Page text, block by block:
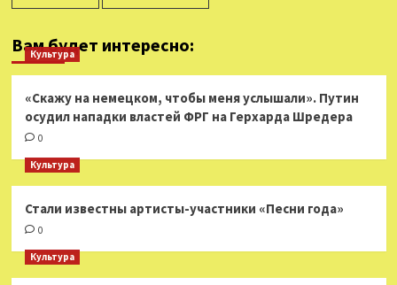
Вам будет интересно:
Культура
«Скажу на немецком, чтобы меня услышали». Путин
осудил нападки властей ФРГ на Герхарда Шредера
0
Культура
Стали известны артисты-участники «Песни года»
0
Культура